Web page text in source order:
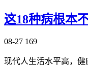
这18种病根本
08-27 169
现代人生活水平高，